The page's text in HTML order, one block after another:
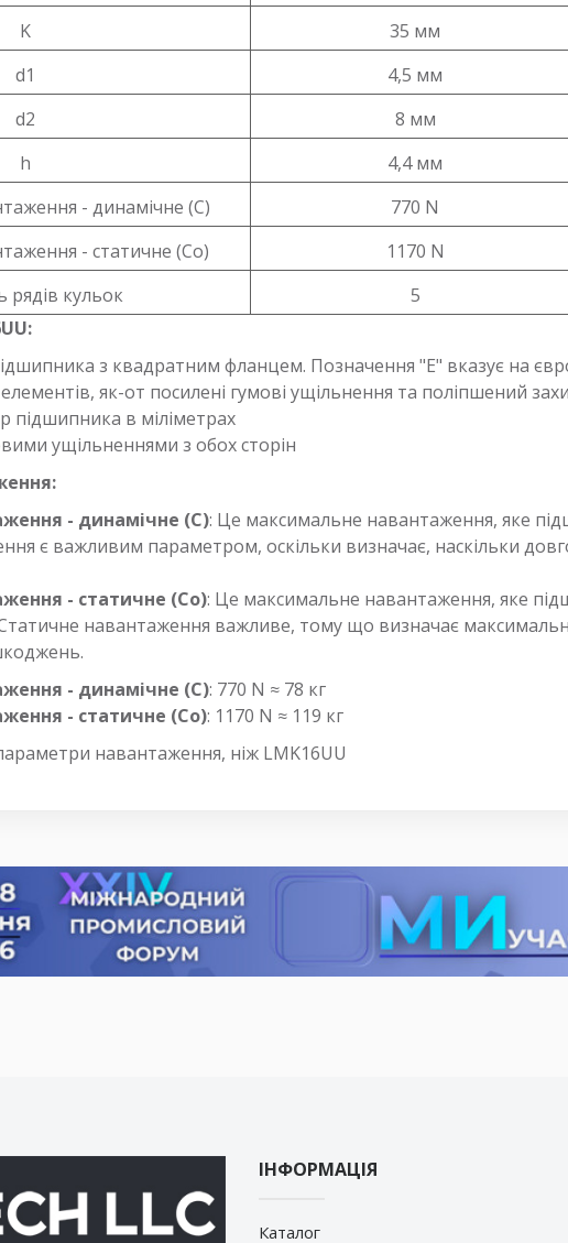
K
35 мм
d1
4,5 мм
d2
8 мм
h
4,4 мм
- динамічне (C)
770 N
- статичне (Co)
1170 N
рядів кульок
5
з квадратним фланцем. Позначення "E" вказує на
як-от посилені гумові ущільнення та поліпшений
підшипника в міліметрах
ущільненнями з обох сторін
- динамічне (C): Це максимальне навантаження, яке
є важливим параметром, оскільки визначає, наскільки
- статичне (Co): Це максимальне навантаження, яке
Статичне навантаження важливе, тому що визначає
- динамічне (C): 770 N ≈ 78 кг
- статичне (Co): 1170 N ≈ 119 кг
навантаження, ніж LMK16UU
ІНФОРМАЦІЯ
Каталог